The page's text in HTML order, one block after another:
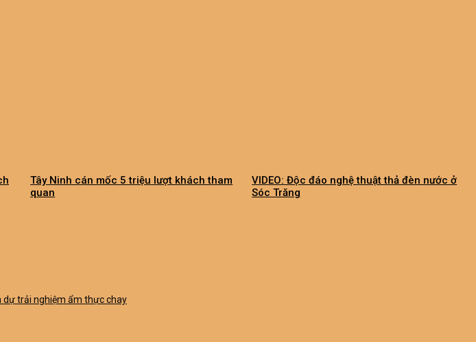
Tây Ninh cán mốc 5 triệu lượt khách tham
quan
VIDEO: Độc đáo nghệ thuật thả đèn nước ở
Sóc Trăng
dự trải nghiệm ẩm thực chay